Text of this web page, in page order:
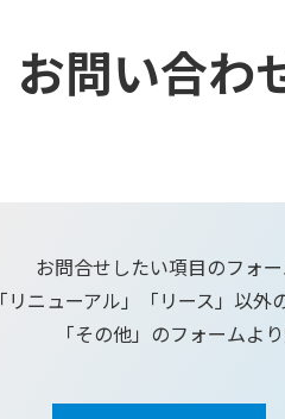
お問い合わ
お問合せしたい項目のフォ
「リニューアル」「リース」以外
「その他」のフォームよ